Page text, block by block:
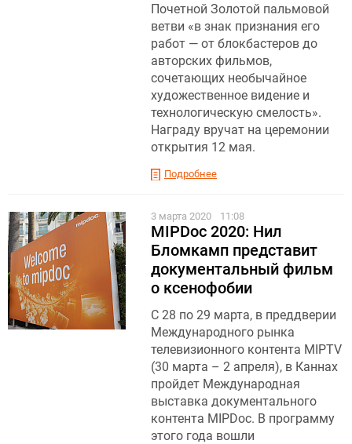
Почетной Золотой пальмовой
ветви «в знак признания его
работ — от блокбастеров до
авторских фильмов,
сочетающих необычайное
художественное видение и
технологическую смелость».
Награду вручат на церемонии
открытия 12 мая.
Подробнее
3 марта 2020 11:08
MIPDoc 2020: Нил
Бломкамп представит
документальный фильм
о ксенофобии
С 28 по 29 марта, в преддверии
Международного рынка
телевизионного контента MIPTV
(30 марта – 2 апреля), в Каннах
пройдет Международная
выставка документального
контента MIPDoc. В программу
этого года вошли